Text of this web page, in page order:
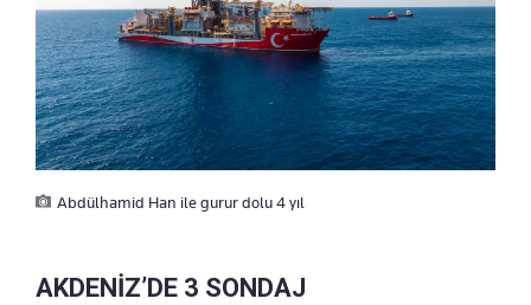
Abdülhamid Han ile gurur dolu 4 yıl
AKDENİZ’DE 3 SONDAJ